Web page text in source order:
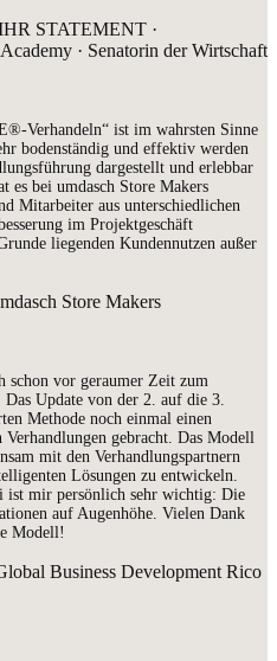
STATEMENT ·
· Senatorin der Wirtschaft
Verhandeln“ ist im wahrsten Sinne
bodenständig und effektiv werden
dargestellt und erlebbar
es bei umdasch Store Makers
Mitarbeiter aus unterschiedlichen
im Projektgeschäft
liegenden Kundennutzen außer
Store Makers
vor geraumer Zeit zum
Update von der 2. auf die 3.
Methode noch einmal einen
gebracht. Das Modell
mit den Verhandlungspartnern
Lösungen zu entwickeln.
ist mir persönlich sehr wichtig: Die
auf Augenhöhe. Vielen Dank
Modell!
Business Development Rico